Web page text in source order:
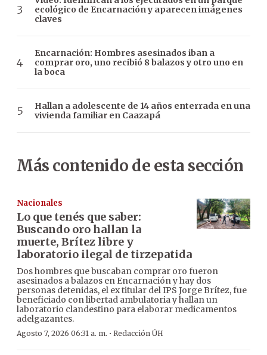
ecológico de Encarnación y aparecen imágenes
claves
Encarnación: Hombres asesinados iban a
comprar oro, uno recibió 8 balazos y otro uno en
la boca
Hallan a adolescente de 14 años enterrada en una
vivienda familiar en Caazapá
Más contenido de esta sección
Nacionales
Lo que tenés que saber:
Buscando oro hallan la
muerte, Brítez libre y
laboratorio ilegal de tirzepatida
Dos hombres que buscaban comprar oro fueron
asesinados a balazos en Encarnación y hay dos
personas detenidas, el ex titular del IPS Jorge Brítez, fue
beneficiado con libertad ambulatoria y hallan un
laboratorio clandestino para elaborar medicamentos
adelgazantes.
Agosto 7, 2026 06:31 a. m. · Redacción ÚH